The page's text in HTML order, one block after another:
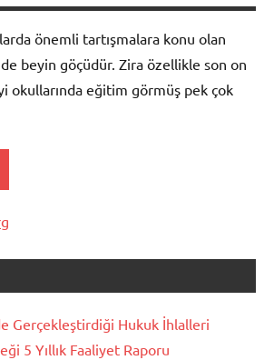
önemli tartışmalara konu olan
beyin göçüdür. Zira özellikle son on
okullarında eğitim görmüş pek çok
Gerçekleştirdiği Hukuk İhlalleri
5 Yıllık Faaliyet Raporu